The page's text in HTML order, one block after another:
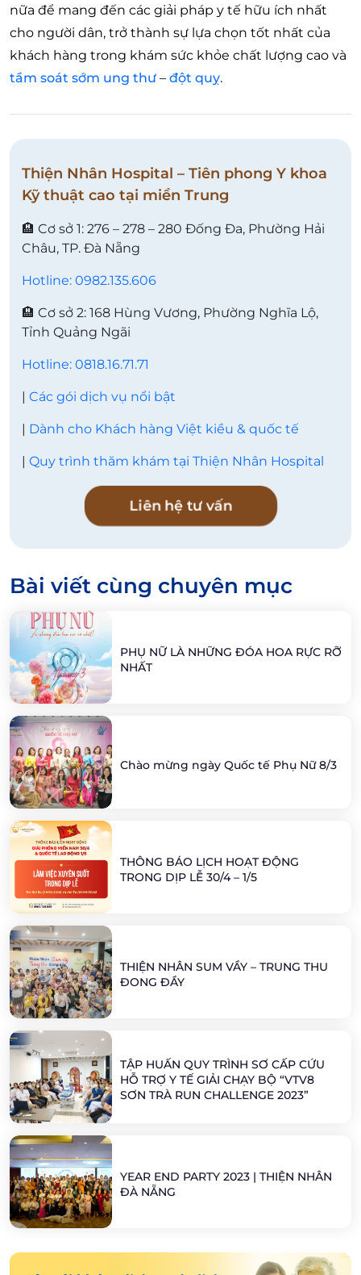
nữa để mang đến các giải pháp y tế hữu ích nhất
cho người dân, trở thành sự lựa chọn tốt nhất của
khách hàng trong khám sức khỏe chất lượng cao và
tầm soát sớm ung thư – đột quỵ.
Thiện Nhân Hospital – Tiên phong Y khoa
Kỹ thuật cao tại miền Trung
🏨 Cơ sở 1: 276 – 278 – 280 Đống Đa, Phường Hải
Châu, TP. Đà Nẵng
Hotline: 0982.135.606
🏨 Cơ sở 2: 168 Hùng Vương, Phường Nghĩa Lộ,
Tỉnh Quảng Ngãi
Hotline: 0818.16.71.71
| Các gói dịch vụ nổi bật
| Dành cho Khách hàng Việt kiều & quốc tế
| Quy trình thăm khám tại Thiện Nhân Hospital
Liên hệ tư vấn
Bài viết cùng chuyên mục
PHỤ NỮ LÀ NHỮNG ĐÓA HOA RỰC RỠ
NHẤT
Chào mừng ngày Quốc tế Phụ Nữ 8/3
THÔNG BÁO LỊCH HOẠT ĐỘNG
TRONG DỊP LỄ 30/4 – 1/5
THIỆN NHÂN SUM VẦY – TRUNG THU
ĐONG ĐẦY
TẬP HUẤN QUY TRÌNH SƠ CẤP CỨU
HỖ TRỢ Y TẾ GIẢI CHẠY BỘ “VTV8
SƠN TRÀ RUN CHALLENGE 2023”
YEAR END PARTY 2023 | THIỆN NHÂN
ĐÀ NẴNG